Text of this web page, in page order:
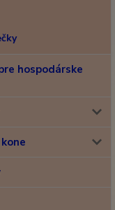
hospodárske